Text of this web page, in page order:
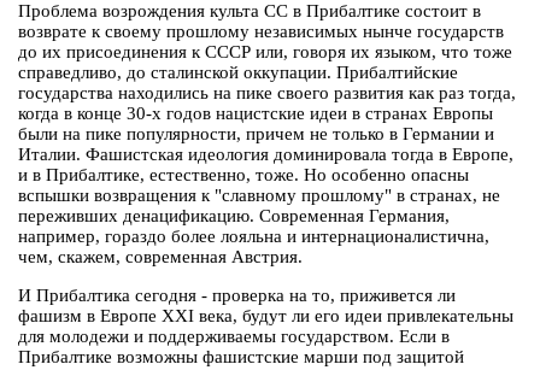
Проблема возрождения культа СС в Прибалтике состоит в
возврате к своему прошлому независимых нынче государств
до их присоединения к СССР или, говоря их языком, что тоже
справедливо, до сталинской оккупации. Прибалтийские
государства находились на пике своего развития как раз тогда,
когда в конце 30-х годов нацистские идеи в странах Европы
были на пике популярности, причем не только в Германии и
Италии. Фашистская идеология доминировала тогда в Европе,
и в Прибалтике, естественно, тоже. Но особенно опасны
вспышки возвращения к "славному прошлому" в странах, не
переживших денацификацию. Современная Германия,
например, гораздо более лояльна и интернационалистична,
чем, скажем, современная Австрия.
И Прибалтика сегодня - проверка на то, приживется ли
фашизм в Европе XXI века, будут ли его идеи привлекательны
для молодежи и поддерживаемы государством. Если в
Прибалтике возможны фашистские марши под защитой